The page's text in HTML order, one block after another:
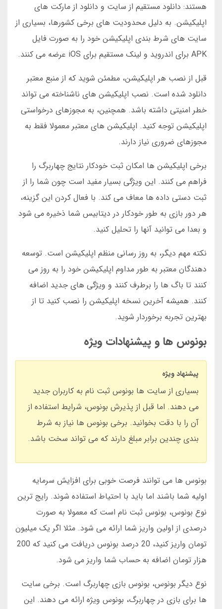
هستند: دانلود مستقیم از سایت و دانلود از مارکت های
اپلیکیشن. به دلیل محدودیت های برخی کشورها، بسیاری از
سایت های شرط بندی اپلیکیشن خود را به صورت فایل
APK برای اندروید و لینک مستقیم برای iOS عرضه می کنند.
قبل از نصب هر اپلیکیشن، مطمئن شوید که از منبع معتبر
دانلود شده است. نصب اپلیکیشن های ناشناخته می تواند
خطر امنیتی داشته باشد. همچنین، به مجوزهای درخواستی
اپلیکیشن توجه کنید. اپلیکیشن های معتبر معمولا فقط به
مجوزهای ضروری نیاز دارند.
برخی اپلیکیشن ها امکان ثبت خودکار نتایج چهاربرگ را
فراهم می کنند. این ویژگی بسیار مفید است چون شما را از
ثبت دستی داده ها معاف می کند. با فعال کردن این گزینه،
هر دور بازی به طور خودکار در دیتابیس شما ذخیره می شود
و بعدا می توانید آنها را تحلیل کنید.
نکته مهم دیگر، به روز رسانی منظم اپلیکیشن است. توسعه
دهندگان معتبر به طور مداوم اپلیکیشن خود را به روز می
کنند تا باگ ها را برطرف کنند و ویژگی های جدید اضافه
کنند. همیشه آخرین نسخه اپلیکیشن را نصب کنید تا از
بهترین تجربه برخوردار شوید.
بونوس ها و پیشنهادات ویژه
پیشنهاد ویژه
بسیاری از سایت ها بونوس ثبت نام به کاربران جدید
می دهند. اما قبل از پذیرش بونوس، شرایط استفاده از
آن را با دقت بخوانید. برخی بونوس ها نیاز به شرط
بندی چندین برابر مبلغ دارند که می تواند سخت باشد.
بونوس ها می توانند فرصت خوبی برای افزایش سرمایه
اولیه شما باشند اما باید با احتیاط استفاده شوند. رایج ترین
نوع بونوس، بونوس ثبت نام است که معمولا به صورت
درصدی از اولین واریز شما ارائه می شود. مثلا اگر یک میلیون
تومان واریز کنید، 20 درصد بونوس دریافت می کنید که 200
هزار تومان اضافه به حساب شما واریز می شود.
نوع دیگر بونوس، بونوس بازی چهاربرگ است. برخی سایت
ها برای بازی در چهاربرگ، بونوس ویژه ارائه می دهند. این